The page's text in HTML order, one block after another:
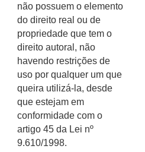
não possuem o elemento
do direito real ou de
propriedade que tem o
direito autoral, não
havendo restrições de
uso por qualquer um que
queira utilizá-la, desde
que estejam em
conformidade com o
artigo 45 da Lei nº
9.610/1998.